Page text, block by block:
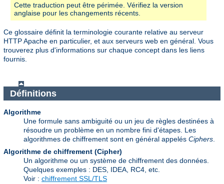
Cette traduction peut être périmée. Vérifiez la version
anglaise pour les changements récents.
Ce glossaire définit la terminologie courante relative au serveur
HTTP Apache en particulier, et aux serveurs web en général. Vous
trouverez plus d'informations sur chaque concept dans les liens
fournis.
Définitions
Algorithme
Une formule sans ambiguité ou un jeu de règles destinées à
résoudre un problème en un nombre fini d'étapes. Les
algorithmes de chiffrement sont en général appelés Ciphers
Algorithme de chiffrement (Cipher)
Un algorithme ou un système de chiffrement des données.
Quelques exemples : DES, IDEA, RC4, etc.
Voir : chiffrement SSL/TLS